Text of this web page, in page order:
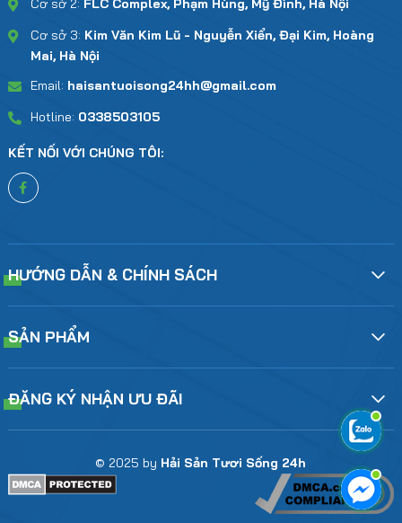
Cơ sở 2: FLC Complex, Phạm Hùng, Mỹ Đình, Hà Nội
Cơ sở 3: Kim Văn Kim Lũ - Nguyễn Xiển, Đại Kim, Hoàng
Mai, Hà Nội
Email: haisantuoisong24hh@gmail.com
Hotline: 0338503105
KẾT NỐI VỚI CHÚNG TÔI:
HƯỚNG DẪN & CHÍNH SÁCH
SẢN PHẨM
ĐĂNG KÝ NHẬN ƯU ĐÃI
© 2025 by Hải Sản Tươi Sống 24h